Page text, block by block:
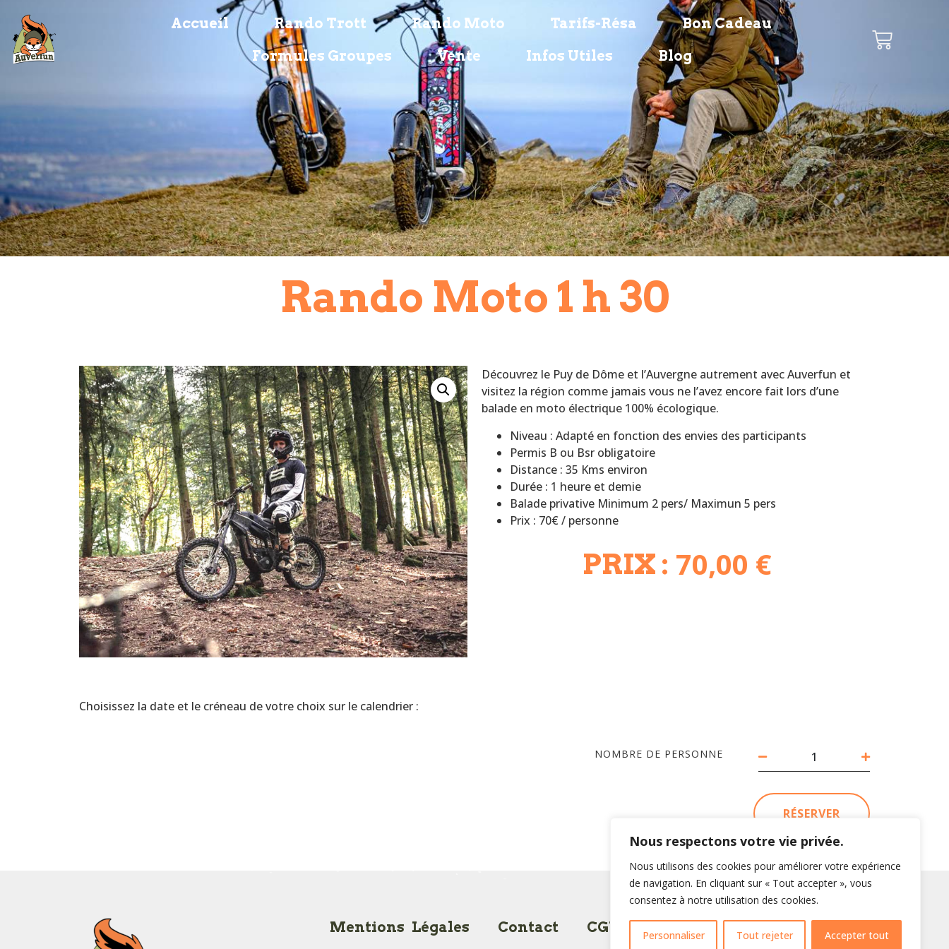
Nous respectons votre vie privée.
Nous utilisons des cookies pour améliorer votre expérience
de navigation. En cliquant sur « Tout accepter », vous
consentez à notre utilisation des cookies.
Personnaliser Tout rejeter Accepter tout
Accueil Rando Trott Rando Moto Tarifs-Résa
Bon Cadeau
Formules Groupes
Vente Infos Utiles Blog
Rando Moto 1 h 30
Découvrez le Puy de Dôme et l’Auvergne autrement avec Auverfun et
visitez la région comme jamais vous ne l’avez encore fait lors d’une
balade en moto électrique 100% écologique.
Niveau : Adapté en fonction des envies des participants
Permis B ou Bsr obligatoire
Distance : 35 Kms environ
Durée : 1 heure et demie
Balade privative Minimum 2 pers/ Maximun 5 pers
Prix : 70€ / personne
PRIX : 70,00 €
Choisissez la date et le créneau de votre choix sur le calendrier :
NOMBRE DE PERSONNE
RÉSERVER
Mentions Légales Contact CGV
AUVERFUN